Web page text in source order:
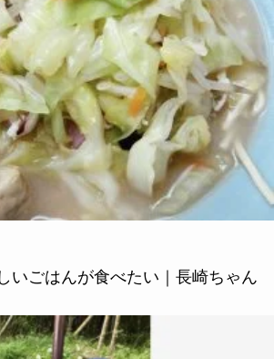
いごはんが食べたい｜長崎ちゃん